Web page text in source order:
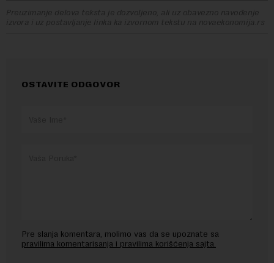
Preuzimanje delova teksta je dozvoljeno, ali uz obavezno navođenje
izvora i uz postavljanje linka ka izvornom tekstu na novaekonomija.rs
OSTAVITE ODGOVOR
Pre slanja komentara, molimo vas da se upoznate sa
pravilima komentarisanja i pravilima korišćenja sajta.